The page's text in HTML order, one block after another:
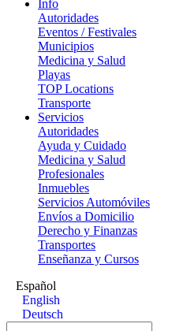
Info
Autoridades
Eventos / Festivales
Municipios
Medicina y Salud
Playas
TOP Locations
Transporte
Servicios
Autoridades
Ayuda y Cuidado
Medicina y Salud
Profesionales
Inmuebles
Servicios Automóviles
Envíos a Domicilio
Derecho y Finanzas
Transportes
Enseñanza y Cursos
Español
English
Deutsch